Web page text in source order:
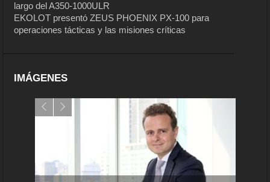
largo del A350-1000ULR
EKOLOT presentó ZEUS PHOENIX PX-100 para
operaciones tácticas y las misiones críticas
IMÁGENES